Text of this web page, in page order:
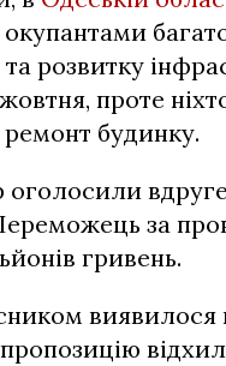
розвитку
проте
будинку.
оголосили
за
гривень.
виявилося